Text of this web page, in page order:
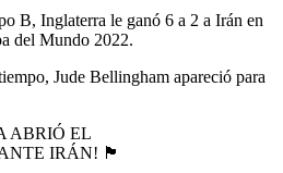
B, Inglaterra le ganó 6 a 2 a Irán en
del Mundo 2022.
Jude Bellingham apareció para
ABRIÓ EL
IRÁN! 🏴󠁧󠁢󠁥󠁮󠁧󠁿